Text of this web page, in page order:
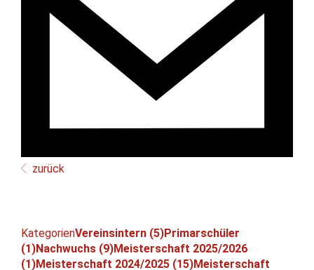
zurück
KategorienVereinsintern (5)Primarschüler
(1)Nachwuchs (9)Meisterschaft 2025/2026
(1)Meisterschaft 2024/2025 (15)Meisterschaft